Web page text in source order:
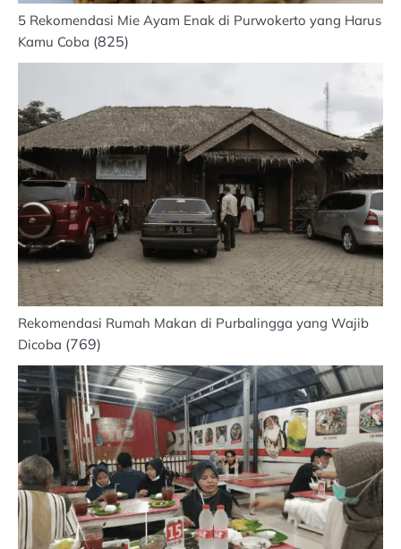
5 Rekomendasi Mie Ayam Enak di Purwokerto yang Harus
Kamu Coba (825)
Rekomendasi Rumah Makan di Purbalingga yang Wajib
Dicoba (769)